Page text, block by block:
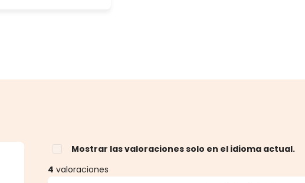
Mostrar las valoraciones solo en el idioma actual.
4 valoraciones